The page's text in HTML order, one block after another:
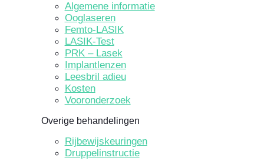
Algemene informatie
Ooglaseren
Femto-LASIK
LASIK-Test
PRK – Lasek
Implantlenzen
Leesbril adieu
Kosten
Vooronderzoek
Overige behandelingen
Rijbewijskeuringen
Druppelinstructie